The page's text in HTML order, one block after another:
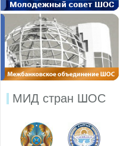
МИД стран ШОС